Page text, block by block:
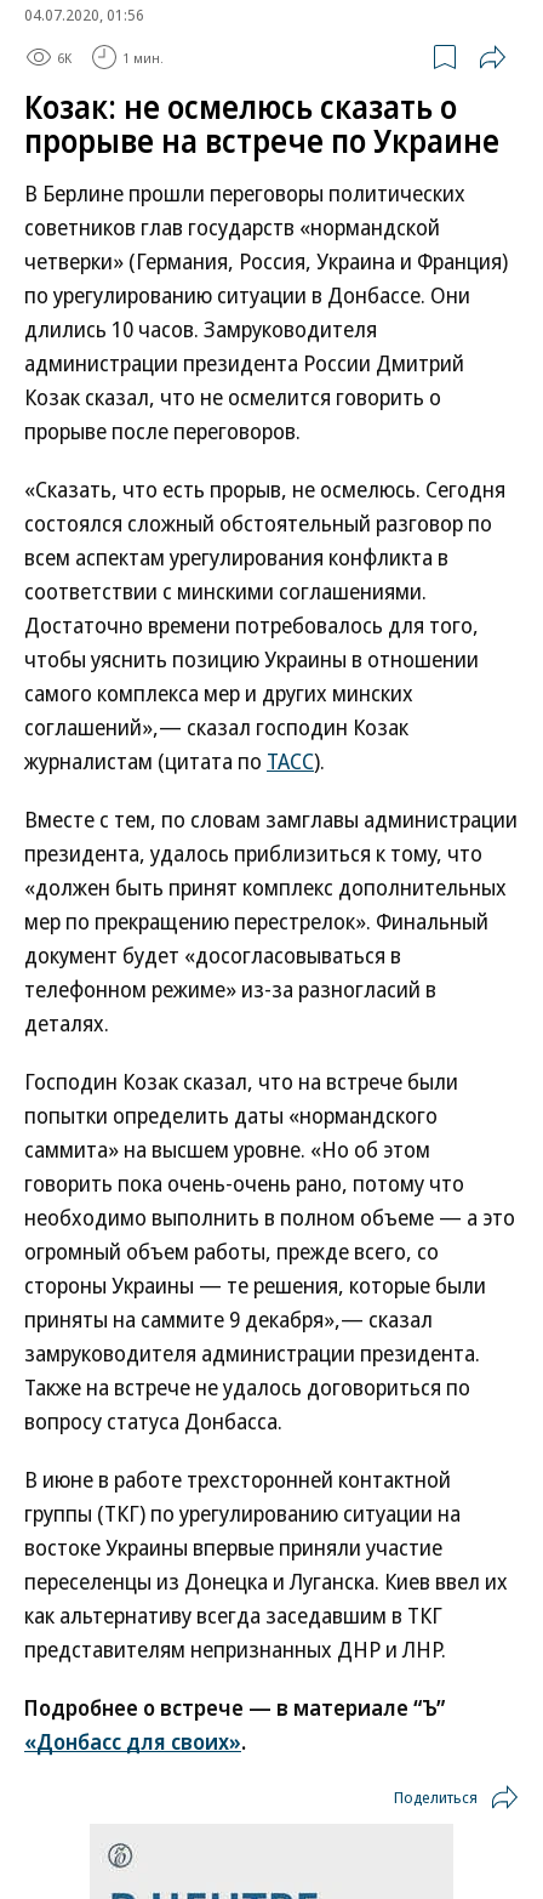
04.07.2020, 01:56
6K 1 мин.
Козак: не осмелюсь сказать о
прорыве на встрече по Украине
В Берлине прошли переговоры политических
советников глав государств «нормандской
четверки» (Германия, Россия, Украина и Франция)
по урегулированию ситуации в Донбассе. Они
длились 10 часов. Замруководителя
администрации президента России Дмитрий
Козак сказал, что не осмелится говорить о
прорыве после переговоров.
«Сказать, что есть прорыв, не осмелюсь. Сегодня
состоялся сложный обстоятельный разговор по
всем аспектам урегулирования конфликта в
соответствии с минскими соглашениями.
Достаточно времени потребовалось для того,
чтобы уяснить позицию Украины в отношении
самого комплекса мер и других минских
соглашений»,— сказал господин Козак
журналистам (цитата по ТАСС).
Вместе с тем, по словам замглавы администрации
президента, удалось приблизиться к тому, что
«должен быть принят комплекс дополнительных
мер по прекращению перестрелок». Финальный
документ будет «досогласовываться в
телефонном режиме» из-за разногласий в
деталях.
Господин Козак сказал, что на встрече были
попытки определить даты «нормандского
саммита» на высшем уровне. «Но об этом
говорить пока очень-очень рано, потому что
необходимо выполнить в полном объеме — а это
огромный объем работы, прежде всего, со
стороны Украины — те решения, которые были
приняты на саммите 9 декабря»,— сказал
замруководителя администрации президента.
Также на встрече не удалось договориться по
вопросу статуса Донбасса.
В июне в работе трехсторонней контактной
группы (ТКГ) по урегулированию ситуации на
востоке Украины впервые приняли участие
переселенцы из Донецка и Луганска. Киев ввел их
как альтернативу всегда заседавшим в ТКГ
представителям непризнанных ДНР и ЛНР.
Подробнее о встрече — в материале “Ъ”
«Донбасс для своих».
Поделиться